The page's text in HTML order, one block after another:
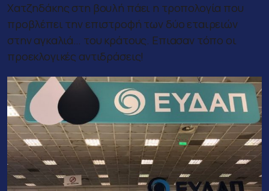
Χατζηδάκης στη βουλή πάει η τροπολογία που
προβλέπει την επιστροφή των δύο εταιρειών
στην αγκαλιά… του κράτους. Επιασαν τόπο οι
προεκλογικές αντιδράσεις!